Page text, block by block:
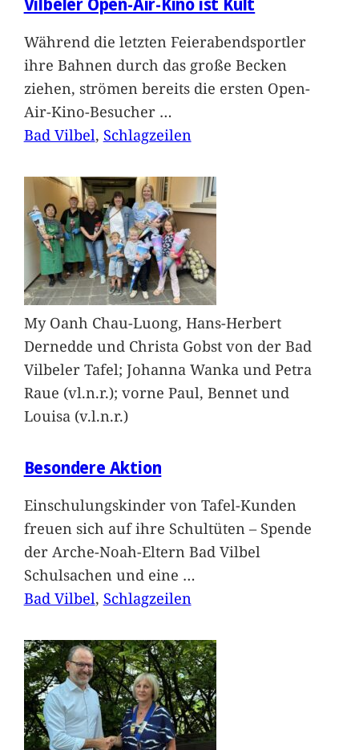
Während die letzten Feierabendsportler
ihre Bahnen durch das große Becken
ziehen, strömen bereits die ersten Open-
Air-Kino-Besucher …
Bad Vilbel, Schlagzeilen
My Oanh Chau-Luong, Hans-Herbert
Dernedde und Christa Gobst von der Bad
Vilbeler Tafel; Johanna Wanka und Petra
Raue (vl.n.r.); vorne Paul, Bennet und
Louisa (v.l.n.r.)
Besondere Aktion
Einschulungskinder von Tafel-Kunden
freuen sich auf ihre Schultüten – Spende
der Arche-Noah-Eltern Bad Vilbel
Schulsachen und eine …
Bad Vilbel, Schlagzeilen